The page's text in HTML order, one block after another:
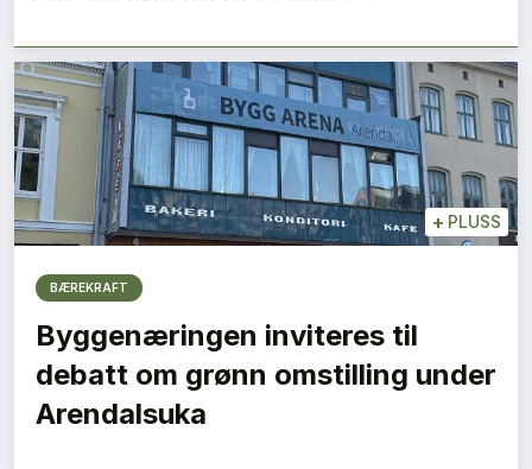
+ PLUSS
BÆREKRAFT
Byggenæringen inviteres til
debatt om grønn omstilling under
Arendalsuka